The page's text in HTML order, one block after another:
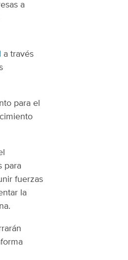
a
a través
para el
para
fuerzas
la